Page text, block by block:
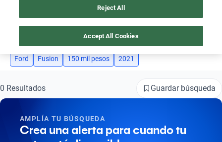
AUTOS FORD FUSION 2021 SEMINUEVOS DE 150 MIL PESOS
Busca por año
Busca por modelo
Busca por versión
4
Ford Fusion 150 mil pesos 2021
0 Resultados Guardar búsqueda
AMPLÍA TU BÚSQUEDA
Crea una alerta para cuando tu
Reject All
Accept All Cookies